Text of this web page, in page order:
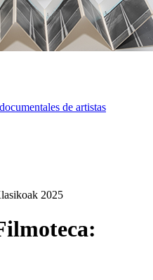
de artistas
2025